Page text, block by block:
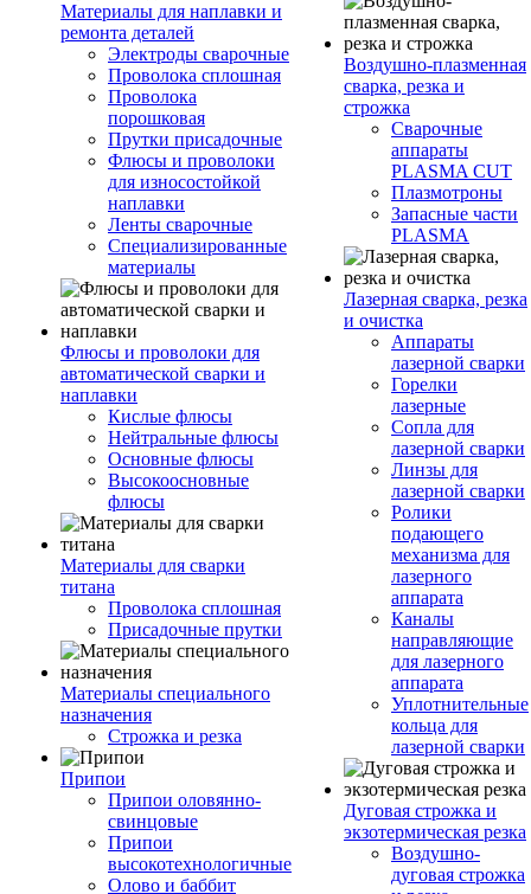
Материалы для наплавки и
ремонта деталей
Электроды сварочные
Проволока сплошная
Проволока
порошковая
Прутки присадочные
Флюсы и проволоки
для износостойкой
наплавки
Ленты сварочные
Специализированные
материалы
Флюсы и проволоки для
автоматической сварки и
наплавки
Кислые флюсы
Нейтральные флюсы
Основные флюсы
Высокоосновные
флюсы
Материалы для сварки
титана
Проволока сплошная
Присадочные прутки
Материалы специального
назначения
Строжка и резка
Припои
Припои оловянно-
свинцовые
Припои
высокотехнологичные
Олово и баббит
Воздушно-плазменная
сварка, резка и
строжка
Сварочные
аппараты
PLASMA CUT
Плазмотроны
Запасные части
PLASMA
Лазерная сварка, резка
и очистка
Аппараты
лазерной сварки
Горелки
лазерные
Сопла для
лазерной сварки
Линзы для
лазерной сварки
Ролики
подающего
механизма для
лазерного
аппарата
Каналы
направляющие
для лазерного
аппарата
Уплотнительные
кольца для
лазерной сварки
Дуговая строжка и
экзотермическая резка
Воздушно-
дуговая строжка